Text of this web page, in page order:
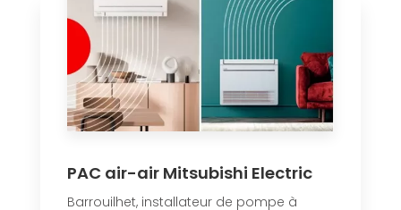
PAC air-air Mitsubishi Electric
Barrouilhet, installateur de pompe à